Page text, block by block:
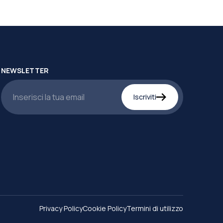
NEWSLETTER
Iscriviti
Privacy PolicyCookie PolicyTermini di utilizzo